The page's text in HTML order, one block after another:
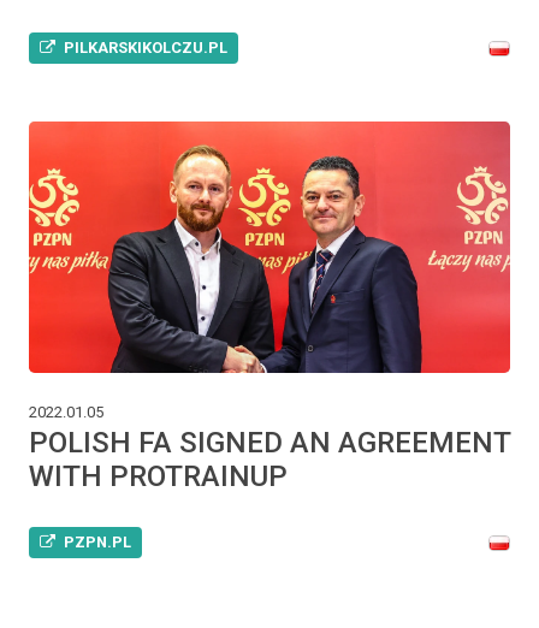
PILKARSKIKOLCZU.PL
2022.01.05
POLISH FA SIGNED AN AGREEMENT
WITH PROTRAINUP
PZPN.PL